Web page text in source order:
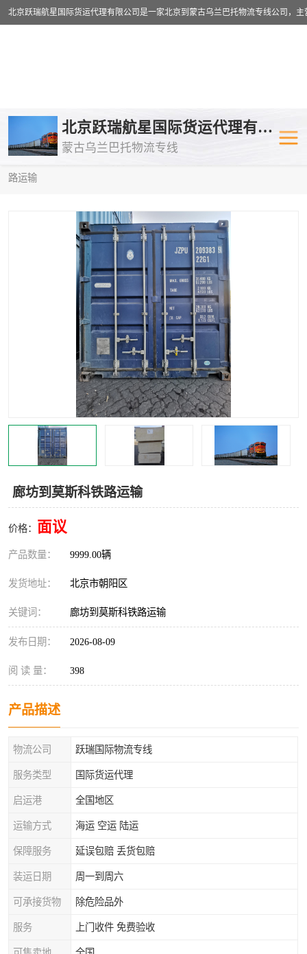
北京跃瑞航星国际货运代理有限公司
蒙古乌兰巴托物流专线
路运输
廊坊到莫斯科铁路运输
价格： 面议
产品数量： 9999.00辆
发货地址： 北京市朝阳区
关键词： 廊坊到莫斯科铁路运输
发布日期： 2026-08-09
阅 读 量： 398
产品描述
物流公司 跃瑞国际物流专线
服务类型 国际货运代理
启运港 全国地区
运输方式 海运 空运 陆运
保障服务 延误包赔 丢货包赔
装运日期 周一到周六
可承接货物 除危险品外
服务 上门收件 免费验收
乌兰巴托物流专线 乌兰巴托铁
乌兰巴托公路运输
中欧班列
蒙古乌兰巴托双清包税
蒙古乌兰巴托空运专线
蒙古乌兰巴托汽运专线
中亚铁路运输